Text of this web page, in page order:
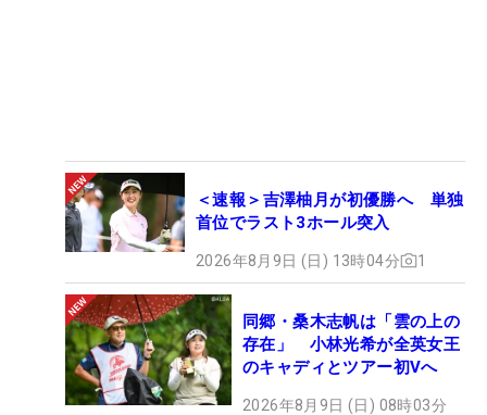
＜速報＞吉澤柚月が初優勝へ 単独
首位でラスト3ホール突入
2026年8月9日 (日) 13時04分 1
同郷・桑木志帆は「雲の上の
存在」 小林光希が全英女王
のキャディとツアー初Vへ
2026年8月9日 (日) 08時03分